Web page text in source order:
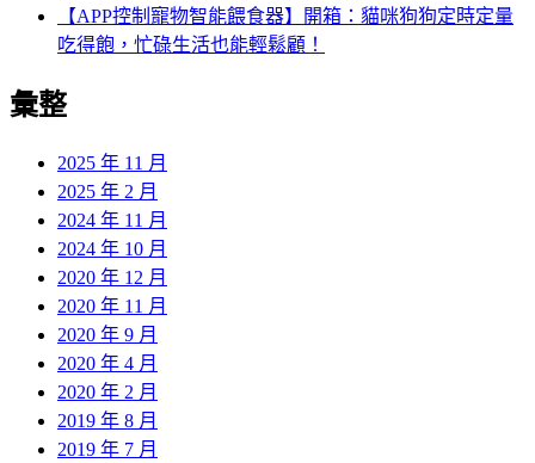
【APP控制寵物智能餵食器】開箱：貓咪狗狗定時定量
吃得飽，忙碌生活也能輕鬆顧！
彙整
2025 年 11 月
2025 年 2 月
2024 年 11 月
2024 年 10 月
2020 年 12 月
2020 年 11 月
2020 年 9 月
2020 年 4 月
2020 年 2 月
2019 年 8 月
2019 年 7 月